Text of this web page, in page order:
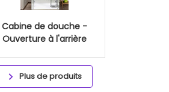
Cabine de douche -
Ouverture à l'arrière
Plus de produits